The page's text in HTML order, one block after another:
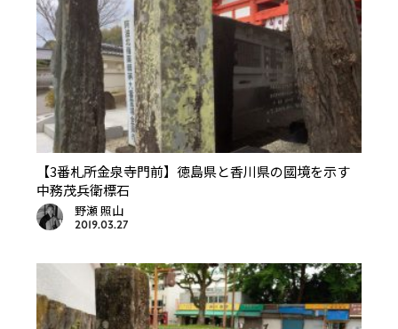
【3番札所金泉寺門前】徳島県と香川県の國境を示す
中務茂兵衛標石
野瀬 照山
2019.03.27